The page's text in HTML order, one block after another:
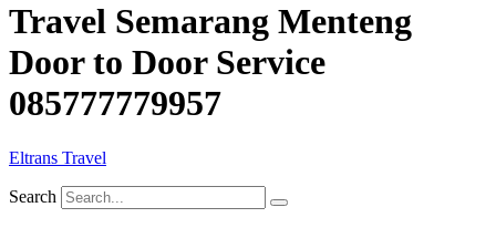
Travel Semarang Menteng
Door to Door Service
085777779957
Eltrans Travel
Search